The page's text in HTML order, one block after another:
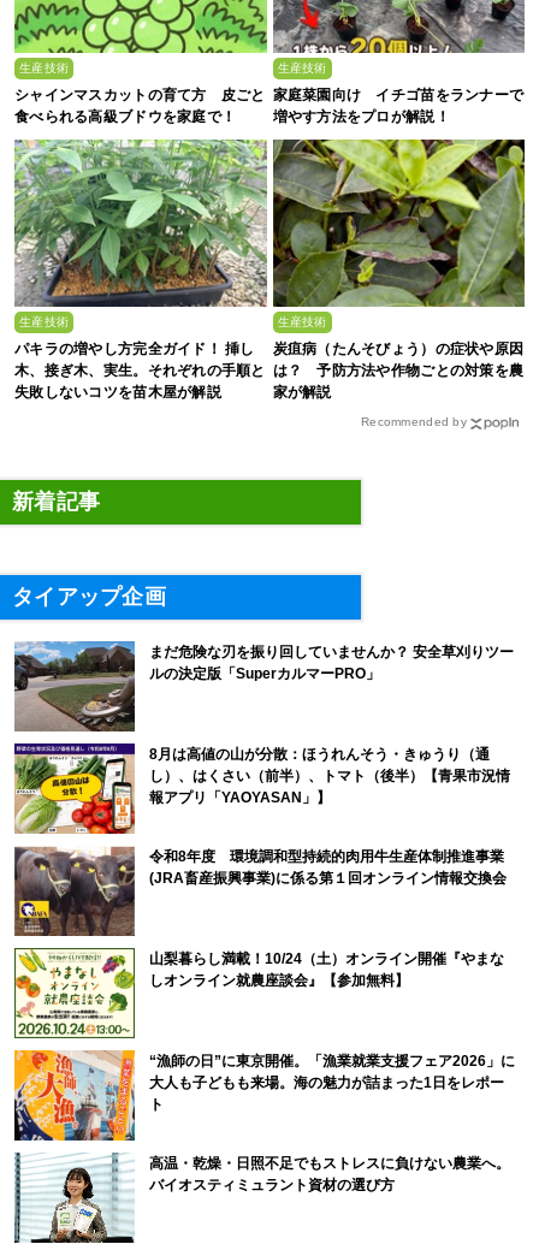
生産技術
シャインマスカットの育て方 皮ごと
食べられる高級ブドウを家庭で！
生産技術
家庭菜園向け イチゴ苗をランナーで
増やす方法をプロが解説！
生産技術
パキラの増やし方完全ガイド！ 挿し
木、接ぎ木、実生。それぞれの手順と
失敗しないコツを苗木屋が解説
生産技術
炭疽病（たんそびょう）の症状や原因
は？ 予防方法や作物ごとの対策を農
家が解説
Recommended by
新着記事
タイアップ企画
まだ危険な刃を振り回していませんか？ 安全草刈りツー
ルの決定版「SuperカルマーPRO」
8月は高値の山が分散：ほうれんそう・きゅうり（通
し）、はくさい（前半）、トマト（後半）【青果市況情
報アプリ「YAOYASAN」】
令和8年度 環境調和型持続的肉用牛生産体制推進事業
(JRA畜産振興事業)に係る第１回オンライン情報交換会
山梨暮らし満載！10/24（土）オンライン開催『やまな
しオンライン就農座談会』【参加無料】
“漁師の日”に東京開催。「漁業就業支援フェア2026」に
大人も子どもも来場。海の魅力が詰まった1日をレポー
ト
高温・乾燥・日照不足でもストレスに負けない農業へ。
バイオスティミュラント資材の選び方